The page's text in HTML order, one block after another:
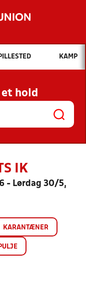
vil du søge efter?
OG NYHEDER
OG
KAMP
hold
IK
- Lørdag 30/5,
KARANTÆNER